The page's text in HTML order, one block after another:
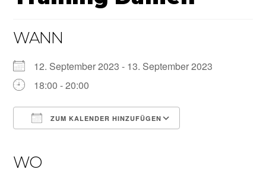
WANN
12. September 2023 - 13. September 2023
18:00 - 20:00
ZUM KALENDER HINZUFÜGEN
WO